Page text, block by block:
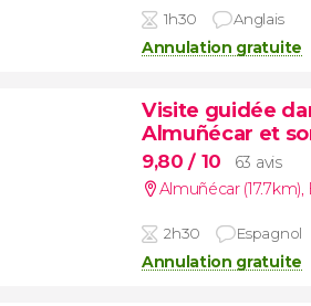
1h30 Anglais
Annulation gratuite
Visite guidée
Almuñécar et
9,80/ 10
63 avis
Almuñécar (17.7km),
2h30 Espagnol
Annulation gratuite